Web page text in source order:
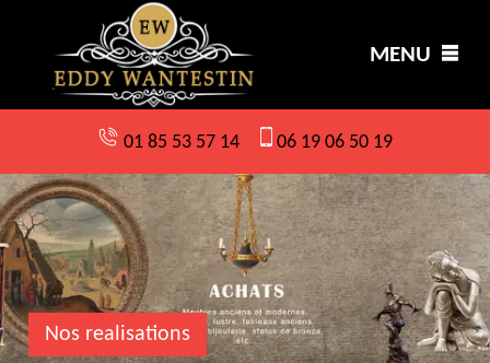
MENU
01 85 53 57 14 06 19 06 50 19
Nos realisations